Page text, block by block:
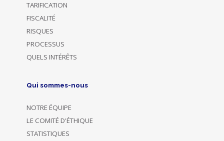
TARIFICATION
FISCALITÉ
RISQUES
PROCESSUS
QUELS INTÉRÊTS
Qui sommes-nous
NOTRE ÉQUIPE
LE COMITÉ D'ÉTHIQUE
STATISTIQUES